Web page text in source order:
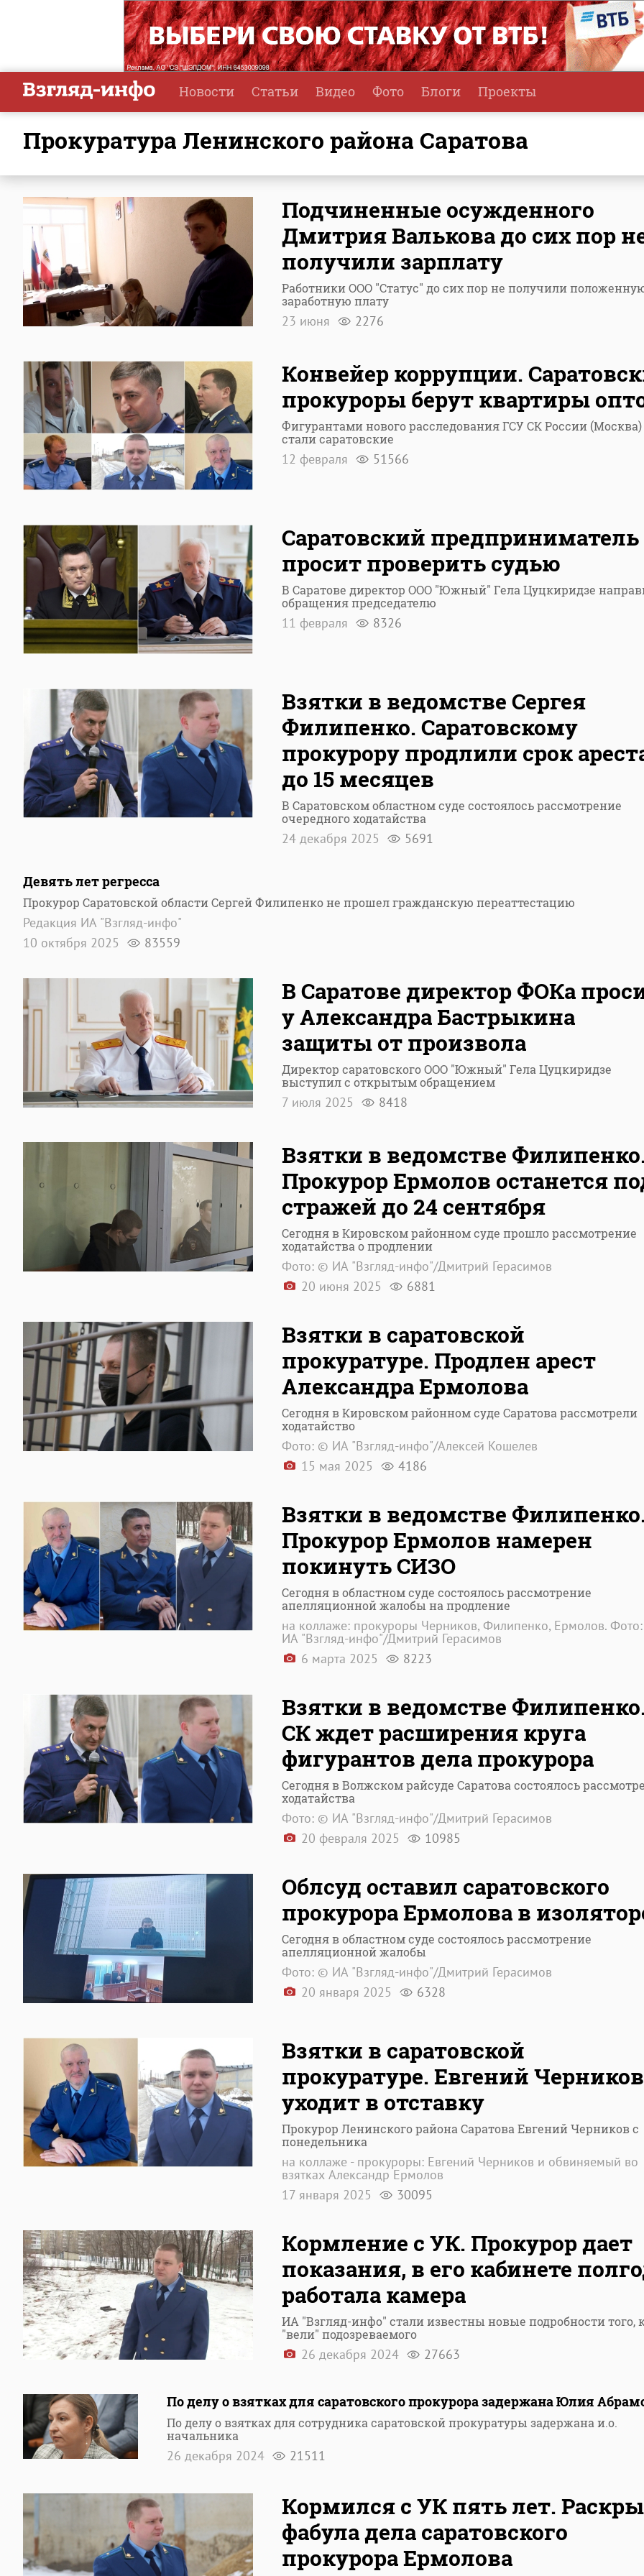
Новости Статьи Видео Фото Блоги Проекты
прокуратура Ленинского района Саратова
Подчиненные осужденного
Дмитрия Валькова до сих пор
получили зарплату
Работники ООО "Статус" до сих пор не получили
заработную плату
23 июня 2276
Конвейер коррупции.
прокуроры берут квартиры
Фигурантами нового расследования ГСУ СК России (Москва)
стали саратовские
12 февраля 51566
Саратовский предприниматель
просит проверить судью
В Саратове директор ООО "Южный" Гела Цуцкиридзе
обращения председателю
11 февраля 8326
Взятки в ведомстве Сергея
Филипенко. Саратовскому
прокурору продлили срок
до 15 месяцев
В Саратовском областном суде состоялось рассмотрение
очередного ходатайства
24 декабря 2025 5691
Девять лет регресса
Прокурор Саратовской области Сергей Филипенко не прошел гражданскую переаттестацию
Редакция ИА "Взгляд-инфо"
10 октября 2025
83559
В Саратове директор ФОКа
у Александра Бастрыкина
защиты от произвола
Директор саратовского ООО "Южный" Гела Цуцкиридзе
выступил с открытым обращением
7 июля 2025 8418
Взятки в ведомстве
Прокурор Ермолов останется
стражей до 24 сентября
Сегодня в Кировском районном суде прошло рассмотрение
ходатайства о продлении
Фото: © ИА "Взгляд-инфо"/Дмитрий Герасимов
20 июня 2025
6881
Взятки в саратовской
прокуратуре. Продлен арест
Александра Ермолова
Сегодня в Кировском районном суде Саратова рассмотрели
ходатайство
Фото: © ИА "Взгляд-инфо"/Алексей Кошелев
15 мая 2025
4186
Взятки в ведомстве
Прокурор Ермолов намерен
покинуть СИЗО
Сегодня в областном суде состоялось рассмотрение
апелляционной жалобы на продление
на коллаже: прокуроры Черников, Филипенко, Ермолов.
ИА "Взгляд-инфо"/Дмитрий Герасимов
6 марта 2025
8223
Взятки в ведомстве
СК ждет расширения круга
фигурантов дела прокурора
Сегодня в Волжском райсуде Саратова состоялось
ходатайства
Фото: © ИА "Взгляд-инфо"/Дмитрий Герасимов
20 февраля 2025
10985
Облсуд оставил саратовского
прокурора Ермолова в
Сегодня в областном суде состоялось рассмотрение
апелляционной жалобы
Фото: © ИА "Взгляд-инфо"/Дмитрий Герасимов
20 января 2025
6328
Взятки в саратовской
прокуратуре. Евгений Черников
уходит в отставку
Прокурор Ленинского района Саратова Евгений Черников с
понедельника
на коллаже - прокуроры: Евгений Черников и обвиняемый во
взятках Александр Ермолов
17 января 2025
30095
Кормление с УК. Прокурор дает
показания, в его кабинете
работала камера
ИА "Взгляд-инфо" стали известны новые подробности того,
"вели" подозреваемого
26 декабря 2024 27663
По делу о взятках для саратовского прокурора задержана Юлия
По делу о взятках для сотрудника саратовской прокуратуры задержана и.о.
начальника
26 декабря 2024 21511
Кормился с УК пять лет.
фабула дела саратовского
прокурора Ермолова